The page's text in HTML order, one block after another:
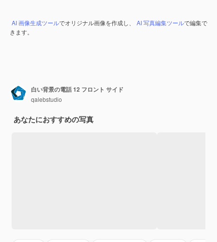
AI 画像生成ツールでオリジナル画像を作成し、 AI 写真編集ツールで編集で
きます。
白い背景の電話 12 フロント サイド
qalebstudio
あなたにおすすめの写真